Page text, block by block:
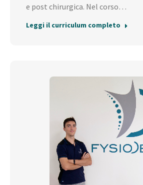
e post chirurgica. Nel corso…
Leggi il curriculum completo